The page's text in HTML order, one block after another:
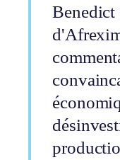
Benedict